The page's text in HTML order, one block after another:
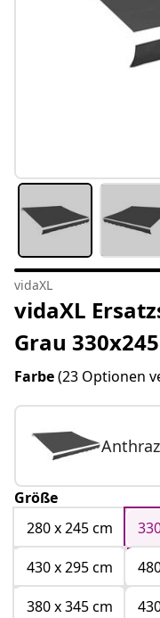
vidaXL
vidaXL
Grau
Farbe(23 Optionen
Größe
280 x 245 cm
430 x 295 cm
380 x 345 cm